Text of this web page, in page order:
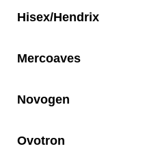
Hisex/Hendrix
Mercoaves
Novogen
Ovotron